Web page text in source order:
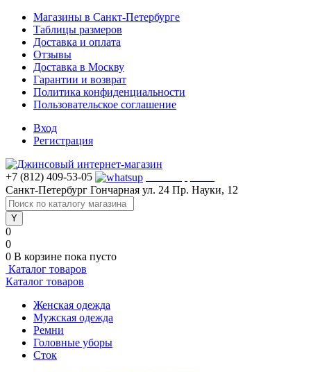
Магазины в Санкт-Петербурге
Таблицы размеров
Доставка и оплата
Отзывы
Доставка в Москву
Гарантии и возврат
Политика конфиденциальности
Пользовательское соглашение
Вход
Регистрация
+7 (812) 409-53-05
Санкт-Петербург Гончарная ул. 24 Пр. Науки, 12
0
0
0 В корзине пока пусто
Каталог товаров
Каталог товаров
Женская одежда
Мужская одежда
Ремни
Головные уборы
Сток